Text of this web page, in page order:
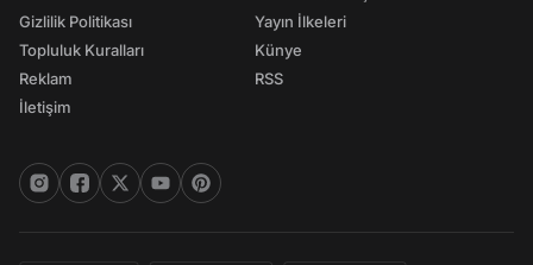
Gizlilik Politikası
Topluluk Kuralları
Reklam
İletişim
Yayın İlkeleri
Künye
RSS